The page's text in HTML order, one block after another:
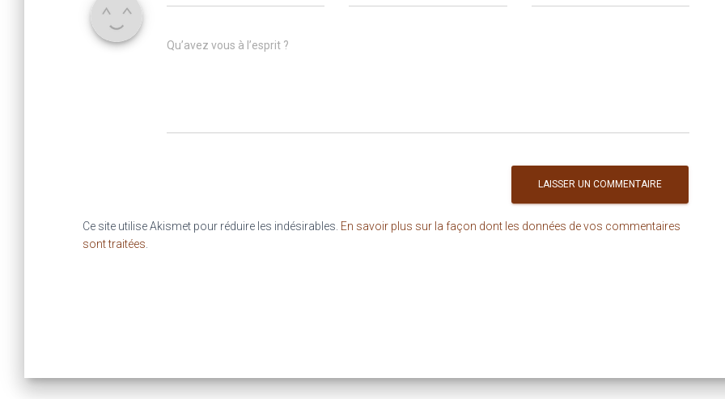
Qu’avez vous à l’esprit ?
Ce site utilise Akismet pour réduire les indésirables. En savoir plus sur la façon dont les données de vos commentaires
sont traitées